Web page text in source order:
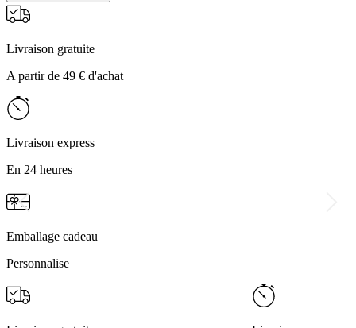
Livraison gratuite
A partir de 49 € d'achat
Livraison express
En 24 heures
Emballage cadeau
Personnalise